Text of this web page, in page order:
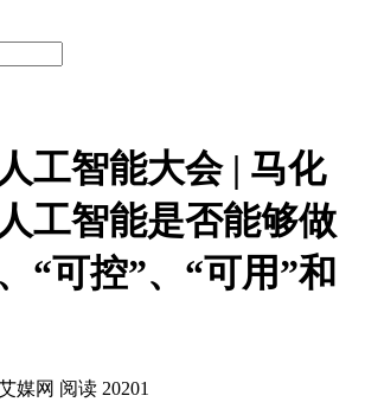
工智能大会 | 马化
工智能是否能够做
“可控”、“可用”和
媒网 阅读 20201